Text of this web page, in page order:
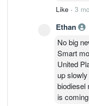
Like · 3
Ethan
No big
Smart
United
up
biodiesel
is